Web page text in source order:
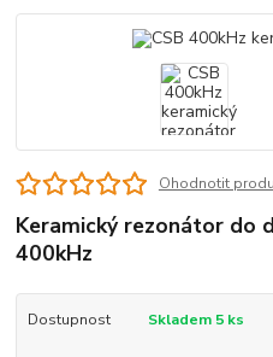
Ohodnotit
Keramický rezonátor do
400kHz
Dostupnost Skladem 5 ks